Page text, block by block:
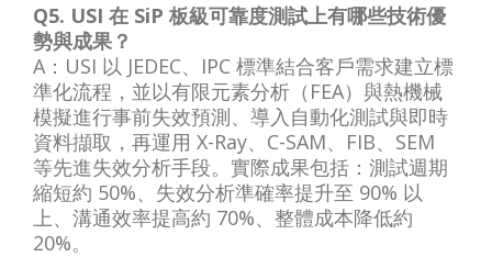
Q5. USI 在 SiP 板級可靠度測試上有哪些技術優
勢與成果？
A：USI 以 JEDEC、IPC 標準結合客戶需求建立標
準化流程，並以有限元素分析（FEA）與熱機械
模擬進行事前失效預測、導入自動化測試與即時
資料擷取，再運用 X-Ray、C-SAM、FIB、SEM
等先進失效分析手段。實際成果包括：測試週期
縮短約 50%、失效分析準確率提升至 90% 以
上、溝通效率提高約 70%、整體成本降低約
20%。